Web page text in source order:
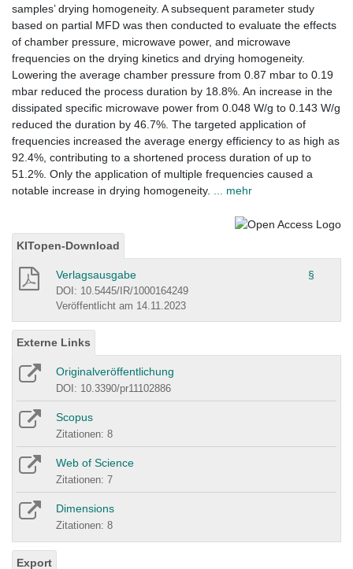
samples’ drying homogeneity. A subsequent parameter study
based on partial MFD was then conducted to evaluate the effects
of chamber pressure, microwave power, and microwave
frequencies on the drying kinetics and drying homogeneity.
Lowering the average chamber pressure from 0.87 mbar to 0.19
mbar reduced the process duration by 18.8%. An increase in the
dissipated specific microwave power from 0.048 W/g to 0.143 W/g
reduced the duration by 46.7%. The targeted application of
frequencies increased the average energy efficiency to as high as
92.4%, contributing to a shortened process duration of up to
51.2%. Only the application of multiple frequencies caused a
notable increase in drying homogeneity.
... mehr
KITopen-Download
Verlagsausgabe §
DOI: 10.5445/IR/1000164249
Veröffentlicht am 14.11.2023
Externe Links
Originalveröffentlichung
DOI: 10.3390/pr11102886
Scopus
Zitationen: 8
Web of Science
Zitationen: 7
Dimensions
Zitationen: 8
Export